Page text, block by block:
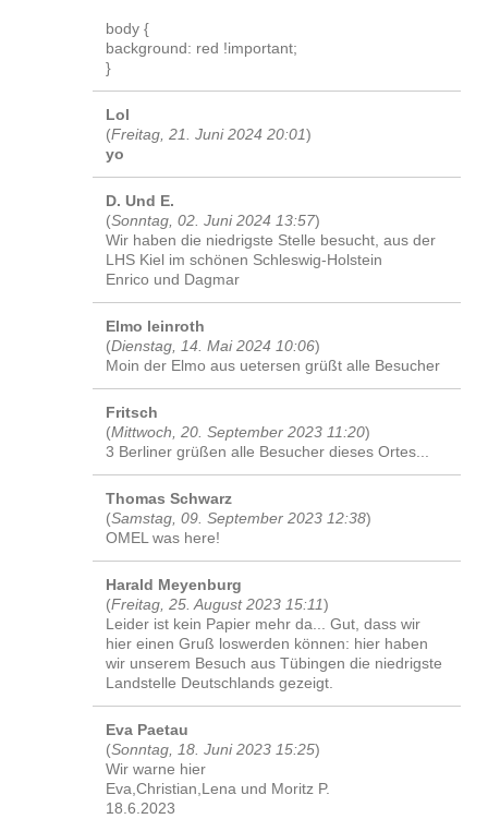
body {
background: red !important;
}
Lol
(Freitag, 21. Juni 2024 20:01)
yo
D. Und E.
(Sonntag, 02. Juni 2024 13:57)
Wir haben die niedrigste Stelle besucht, aus der
LHS Kiel im schönen Schleswig-Holstein
Enrico und Dagmar
Elmo leinroth
(Dienstag, 14. Mai 2024 10:06)
Moin der Elmo aus uetersen grüßt alle Besucher
Fritsch
(Mittwoch, 20. September 2023 11:20)
3 Berliner grüßen alle Besucher dieses Ortes...
Thomas Schwarz
(Samstag, 09. September 2023 12:38)
OMEL was here!
Harald Meyenburg
(Freitag, 25. August 2023 15:11)
Leider ist kein Papier mehr da... Gut, dass wir
hier einen Gruß loswerden können: hier haben
wir unserem Besuch aus Tübingen die niedrigste
Landstelle Deutschlands gezeigt.
Eva Paetau
(Sonntag, 18. Juni 2023 15:25)
Wir warne hier
Eva,Christian,Lena und Moritz P.
18.6.2023